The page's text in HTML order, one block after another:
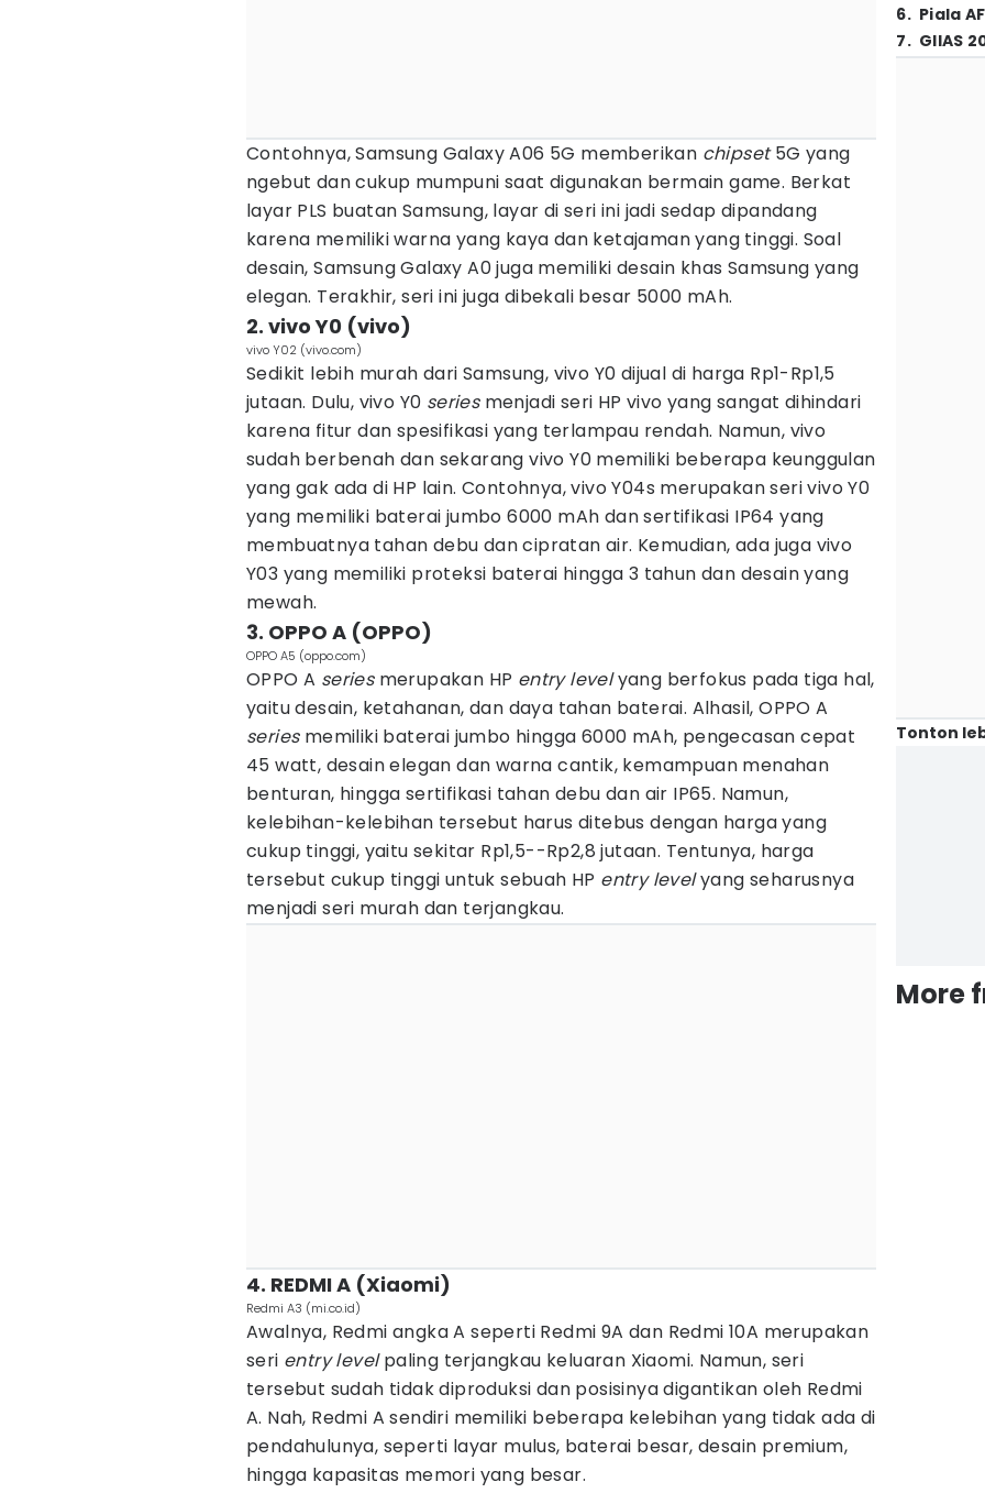
Contohnya, Samsung Galaxy A06 5G memberikan chipset5G yang
ngebut dan cukup mumpuni saat digunakan bermain game. Berkat
layar PLS buatan Samsung, layar di seri ini jadi sedap dipandang
karena memiliki warna yang kaya dan ketajaman yang tinggi. Soal
desain, Samsung Galaxy A0 juga memiliki desain khas Samsung yang
elegan. Terakhir, seri ini juga dibekali besar 5000 mAh.
2. vivo Y0 (vivo)
vivo Y02 (vivo.com)
Sedikit lebih murah dari Samsung, vivo Y0 dijual di harga Rp1-Rp1,5
jutaan. Dulu, vivo Y0 series menjadi seri HP vivo yang sangat dihindari
karena fitur dan spesifikasi yang terlampau rendah. Namun, vivo
sudah berbenah dan sekarang vivo Y0 memiliki beberapa keunggulan
yang gak ada di HP lain. Contohnya, vivo Y04s merupakan seri vivo Y0
yang memiliki baterai jumbo 6000 mAh dan sertifikasi IP64 yang
membuatnya tahan debu dan cipratan air. Kemudian, ada juga vivo
Y03 yang memiliki proteksi baterai hingga 3 tahun dan desain yang
mewah.
3. OPPO A (OPPO)
OPPO A5 (oppo.com)
OPPO A series merupakan HP entry levelyang berfokus pada tiga hal,
yaitu desain, ketahanan, dan daya tahan baterai. Alhasil, OPPO A
series memiliki baterai jumbo hingga 6000 mAh, pengecasan cepat
45 watt, desain elegan dan warna cantik, kemampuan menahan
benturan, hingga sertifikasi tahan debu dan air IP65. Namun,
kelebihan-kelebihan tersebut harus ditebus dengan harga yang
cukup tinggi, yaitu sekitar Rp1,5--Rp2,8 jutaan. Tentunya, harga
tersebut cukup tinggi untuk sebuah HP entry levelyang seharusnya
menjadi seri murah dan terjangkau.
4. REDMI A (Xiaomi)
Redmi A3 (mi.co.id)
Awalnya, Redmi angka A seperti Redmi 9A dan Redmi 10A merupakan
seri entry levelpaling terjangkau keluaran Xiaomi. Namun, seri
tersebut sudah tidak diproduksi dan posisinya digantikan oleh Redmi
A. Nah, Redmi A sendiri memiliki beberapa kelebihan yang tidak ada di
pendahulunya, seperti layar mulus, baterai besar, desain premium,
hingga kapasitas memori yang besar.
6. Piala
7. GIIAS
Tonton
More